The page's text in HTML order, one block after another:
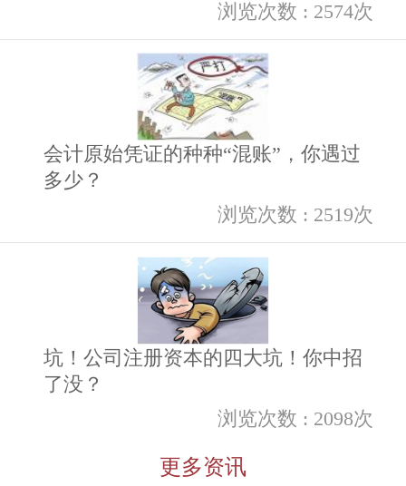
浏览次数 : 2574次
会计原始凭证的种种“混账”，你遇过
多少？
浏览次数 : 2519次
坑！公司注册资本的四大坑！你中招
了没？
浏览次数 : 2098次
更多资讯